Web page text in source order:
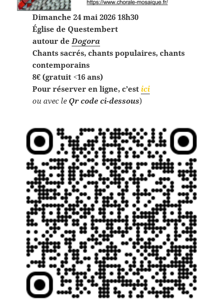
Dimanche 24 mai 2026 18h30
Église de Questembert
autour deDogora
Chants sacrés, chants populaires, chants
contemporains
8€ (gratuit <16 ans)
Pour réserver en ligne, c’est ici
ou avec le Qr code ci-dessous)